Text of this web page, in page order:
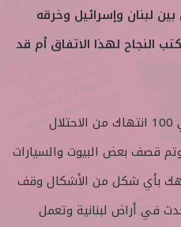
لبنان وإسرائيل وخرقه
النجاح لهذا الاتفاق أم قد
الأيام الماضية كان هناك حوالي 100 انتهاك من الاحتلال
وتم قصف بعض البيوت والسيارات
بأي شكل من الأشكال وقف
في أراض لبنانية وتعمل